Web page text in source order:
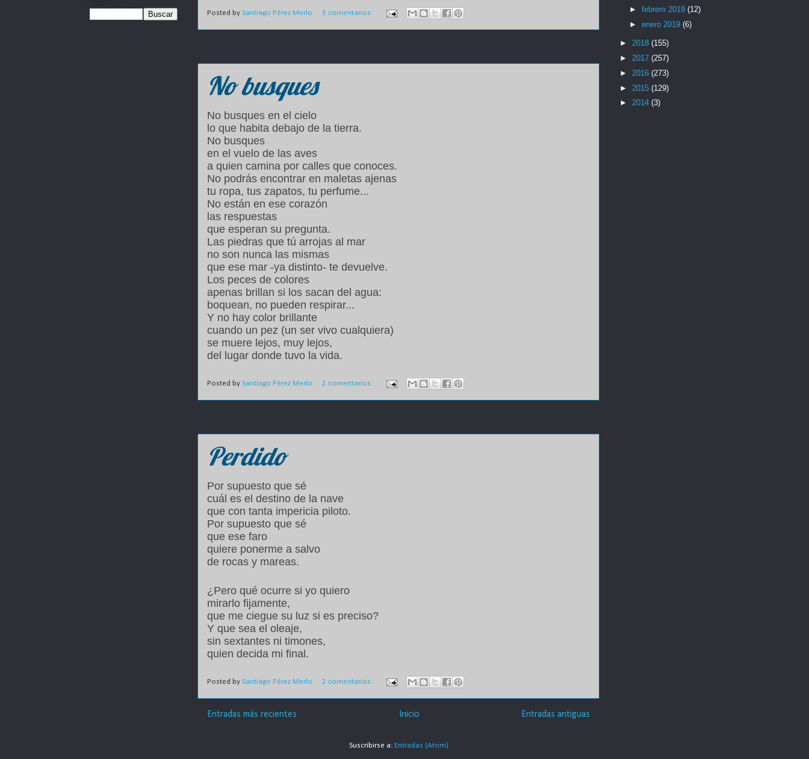
Posted by Santiago Pérez Merlo 3 comentarios:
No busques
No busques en el cielo
lo que habita debajo de la tierra.
No busques
en el vuelo de las aves
a quien camina por calles que conoces.
No podrás encontrar en maletas ajenas
tu ropa, tus zapatos, tu perfume...
No están en ese corazón
las respuestas
que esperan su pregunta.
Las piedras que tú arrojas al mar
no son nunca las mismas
que ese mar -ya distinto- te devuelve.
Los peces de colores
apenas brillan si los sacan del agua:
boquean, no pueden respirar...
Y no hay color brillante
cuando un pez (un ser vivo cualquiera)
se muere lejos, muy lejos,
del lugar donde tuvo la vida.
Posted by Santiago Pérez Merlo 2 comentarios:
Perdido
Por supuesto que sé
cuál es el destino de la nave
que con tanta impericia piloto.
Por supuesto que sé
que ese faro
quiere ponerme a salvo
de rocas y mareas.
¿Pero qué ocurre si yo quiero
mirarlo fijamente,
que me ciegue su luz si es preciso?
Y que sea el oleaje,
sin sextantes ni timones,
quien decida mi final.
Posted by Santiago Pérez Merlo 2 comentarios:
Entradas más recientes Entradas antiguas
Inicio
Suscribirse a: Entradas (Atom)
► febrero 2019 (12)
► enero 2019 (6)
► 2018 (155)
► 2017 (257)
► 2016 (273)
► 2015 (129)
► 2014 (3)